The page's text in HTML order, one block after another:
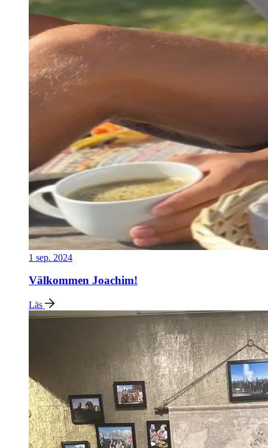
1 sep. 2024
Välkommen Joachim!
Läs